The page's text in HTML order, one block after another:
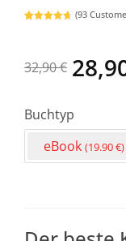
auf
Kundenbewertungen
(93
32,90€
Buchtyp
eBook (19.90 €)